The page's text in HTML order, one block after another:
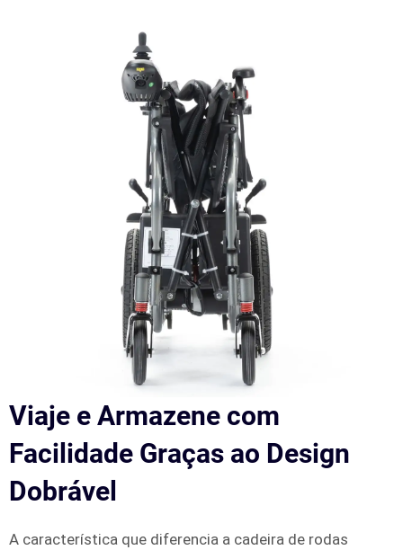
Viaje e Armazene com
Facilidade Graças ao Design
Dobrável
A característica que diferencia a cadeira de rodas